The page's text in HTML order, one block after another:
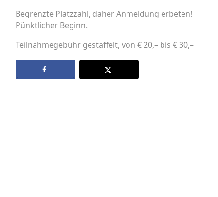
Begrenzte Platzzahl, daher Anmeldung erbeten!
Pünktlicher Beginn.
Teilnahmegebühr gestaffelt, von € 20,– bis € 30,–